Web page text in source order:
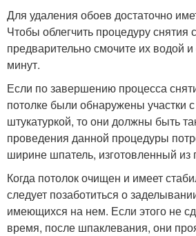
Для удаления обоев достаточно
Чтобы облегчить процедуру снятия
предварительно смочите их водой и
минут.
Если по завершению процесса
потолке были обнаружены участки
штукатуркой, то они должны быть
проведения данной процедуры
ширине шпатель, изготовленный из
Когда потолок очищен и имеет
следует позаботиться о
имеющихся на нем. Если этого не
время, после шпаклевания, они